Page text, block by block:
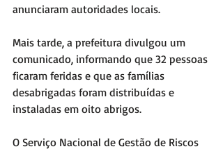
Mais tarde, a prefeitura divulgou um
comunicado, informando que 32 pessoas
ficaram feridas e que as famílias
desabrigadas foram distribuídas e
instaladas em oito abrigos.
O Serviço Nacional de Gestão de Riscos